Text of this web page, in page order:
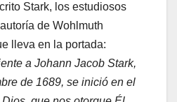
Stark, los estudiosos
de Wohlmuth
lleva en la portada:
a Johann Jacob Stark,
de 1689, se inició en el